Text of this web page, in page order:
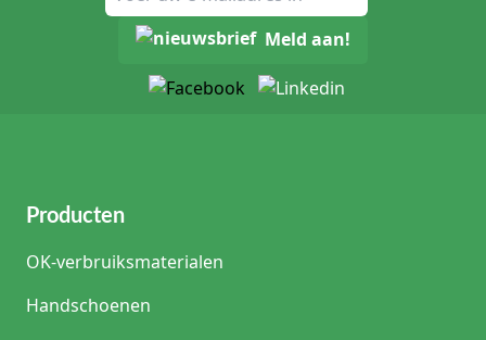
Meld aan!
Producten
OK-verbruiksmaterialen
Handschoenen